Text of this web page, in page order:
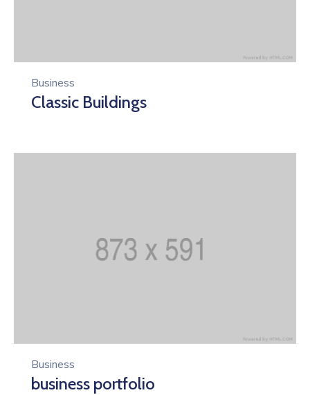
Business
Classic Buildings
Business
business portfolio